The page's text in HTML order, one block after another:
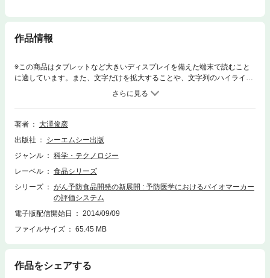
作品情報
※この商品はタブレットなど大きいディスプレイを備えた端末で読むこと
に適しています。また、文字だけを拡大することや、文字列のハイライ
ト、検索、辞書の参照、引用などの機能が使用できません。★ 基盤研究か
ら新しい食品、データに基づき解説!!★ 近年注目の「機能性食品成分」の
がん予防効果を詳述!!
著者
大澤俊彦
出版社
シーエムシー出版
ジャンル
科学・テクノロジー
レーベル
食品シリーズ
シリーズ
がん予防食品開発の新展開 : 予防医学におけるバイオマーカー
の評価システム
電子版配信開始日
2014/09/09
ファイルサイズ
65.45 MB
作品をシェアする